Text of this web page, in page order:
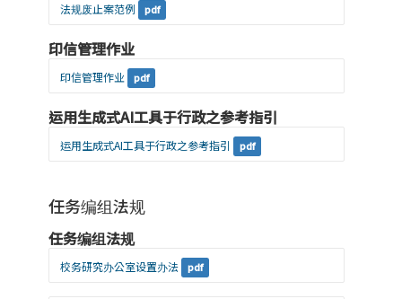
法规废止案范例 pdf
印信管理作业
印信管理作业 pdf
运用生成式AI工具于行政之参考指引
运用生成式AI工具于行政之参考指引 pdf
任务编组法规
任务编组法规
校务研究办公室设置办法 pdf